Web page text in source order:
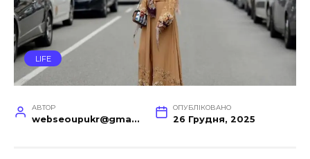
LIFE
АВТОР
webseoupukr@gmail.com
ОПУБЛІКОВАНО
26 Грудня, 2025